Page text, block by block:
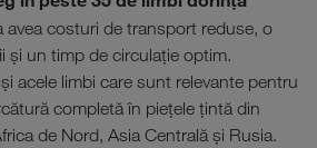
avea costuri de transport reduse, o
şi un timp de circulaţie optim.
acele limbi care sunt relevante pentru
completă în pieţele ţintă din
de Nord, Asia Centrală şi Rusia.